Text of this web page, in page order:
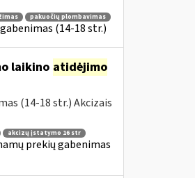
pakuočių plombavimas
(14-18 str.)
laikino atidėjimo
(14-18 str.) Akcizais
akcizų įstatymo 16 str
prekių gabenimas